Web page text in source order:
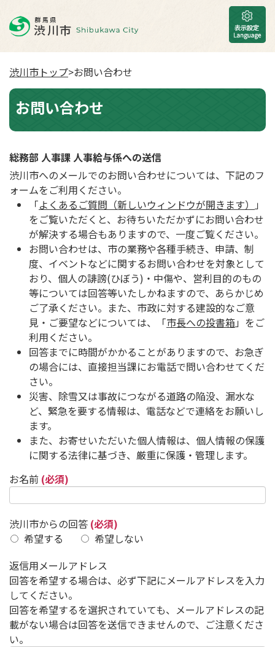
渋川市トップ>お問い合わせ
お問い合わせ
総務部 人事課 人事給与係への送信
渋川市へのメールでのお問い合わせについては、下記のフ
ォームをご利用ください。
「よくあるご質問（新しいウィンドウが開きます）
」
をご覧いただくと、お待ちいただかずにお問い合わせ
が解決する場合もありますので、一度ご覧ください。
お問い合わせは、市の業務や各種手続き、申請、制
度、イベントなどに関するお問い合わせを対象として
おり、個人の誹謗(ひぼう)・中傷や、営利目的のもの
等については回答等いたしかねますので、あらかじめ
ご了承ください。また、市政に対する建設的なご意
見・ご要望などについては、「市長への投書箱」をご
利用ください。
回答までに時間がかかることがありますので、お急ぎ
の場合には、直接担当課にお電話で問い合わせてくだ
さい。
災害、除雪又は事故につながる道路の陥没、漏水な
ど、緊急を要する情報は、電話などで連絡をお願いし
ます。
また、お寄せいただいた個人情報は、個人情報の保護
に関する法律に基づき、厳重に保護・管理します。
お名前 (必須)
渋川市からの回答 (必須)
希望する
希望しない
返信用メールアドレス
回答を希望する場合は、必ず下記にメールアドレスを入力
してください。
回答を希望するを選択されていても、メールアドレスの記
載がない場合は回答を送信できませんので、ご注意くださ
い。